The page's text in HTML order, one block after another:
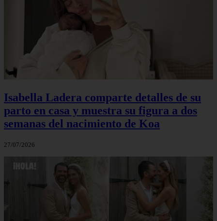
Isabella Ladera comparte detalles de su
parto en casa y muestra su figura a dos
semanas del nacimiento de Koa
27/07/2026